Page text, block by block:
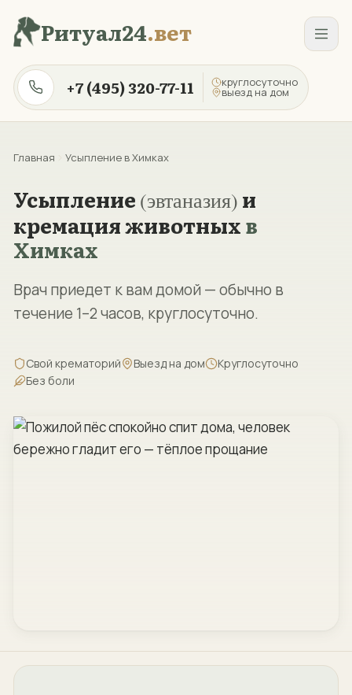
Ритуал24.вет
+7 (495) 320-77-11 круглосуточно
выезд на дом
Главная Усыпление в Химках
Усыпление (эвтаназия) и
кремация животныхв
Химках
Врач приедет к вам домой — обычно в
течение 1–2 часов, круглосуточно.
Свой крематорий Выезд на дом
Круглосуточно
Без боли